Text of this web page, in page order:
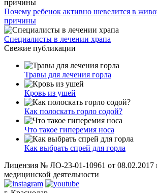
Почему ребенок активно шевелится в
причины
Специалисты в лечении храпа
Свежие публикации
Травы для лечения горла
Кровь из ушей
Как полоскать горло содой?
Что такое гиперемия носа
Как выбрать спрей для горла
Лицензия № ЛО-23-01-10961 от 08.02.2017
медицинской деятельности